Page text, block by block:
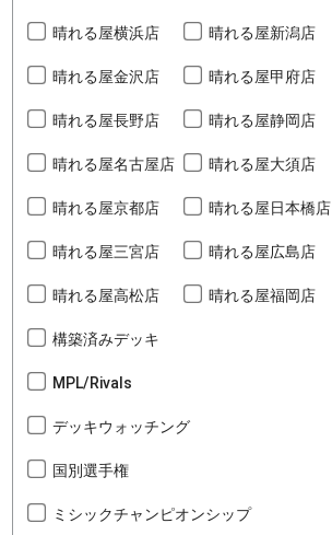
晴れる屋横浜店 晴れる屋新潟店
晴れる屋金沢店 晴れる屋甲府店
晴れる屋長野店 晴れる屋静岡店
晴れる屋名古屋店 晴れる屋大須店
晴れる屋京都店 晴れる屋日本橋店
晴れる屋三宮店 晴れる屋広島店
晴れる屋高松店 晴れる屋福岡店
構築済みデッキ
MPL/Rivals
デッキウォッチング
国別選手権
ミシックチャンピオンシップ